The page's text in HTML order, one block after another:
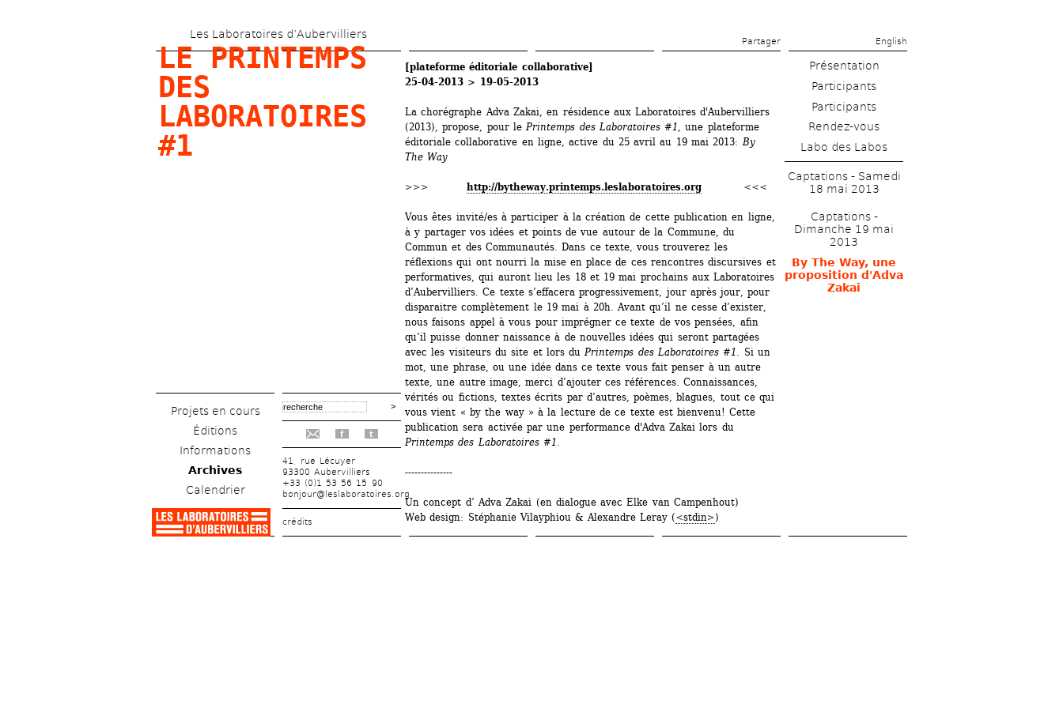
contenu
principal
Les Laboratoires d’Aubervilliers
Partager English
LE PRINTEMPS
DES
LABORATOIRES
#1
Projets en cours
Éditions
Informations
Archives
Calendrier
f t
41, rue Lécuyer
93300 Aubervilliers
+33 (0)1 53 56 15 90
bonjour@leslaboratoires.org
crédits
[plateforme éditoriale collaborative]
25-04-2013 > 19-05-2013
La chorégraphe Adva Zakai, en résidence aux Laboratoires d'Aubervilliers
(2013), propose, pour le Printemps des Laboratoires #1 , une plateforme
éditoriale collaborative en ligne, active du 25 avril au 19 mai 2013: By
The Way
>>> http://bytheway.printemps.leslaboratoires.org<<<
Vous êtes invité/es à participer à la création de cette publication en ligne,
à y partager vos idées et points de vue autour de la Commune, du
Commun et des Communautés. Dans ce texte, vous trouverez les
réflexions qui ont nourri la mise en place de ces rencontres discursives et
performatives, qui auront lieu les 18 et 19 mai prochains aux Laboratoires
d’Aubervilliers. Ce texte s’effacera progressivement, jour après jour, pour
disparaitre complètement le 19 mai à 20h. Avant qu’il ne cesse d’exister,
nous faisons appel à vous pour imprégner ce texte de vos pensées, afin
qu’il puisse donner naissance à de nouvelles idées qui seront partagées
avec les visiteurs du site et lors du Printemps des Laboratoires #1 . Si un
mot, une phrase, ou une idée dans ce texte vous fait penser à un autre
texte, une autre image, merci d’ajouter ces références. Connaissances,
vérités ou fictions, textes écrits par d’autres, poèmes, blagues, tout ce qui
vous vient « by the way » à la lecture de ce texte est bienvenu! Cette
publication sera activée par une performance d'Adva Zakai lors du
Printemps des Laboratoires #1 .
---------------
Un concept d’ Adva Zakai (en dialogue avec Elke van Campenhout)
Web design: Stéphanie Vilayphiou & Alexandre Leray (<stdin>)
Présentation
Rendez-vous
Labo des Labos
Captations - Samedi
18 mai 2013
Captations -
Dimanche 19 mai
2013
By The Way, une
proposition d'Adva
Zakai